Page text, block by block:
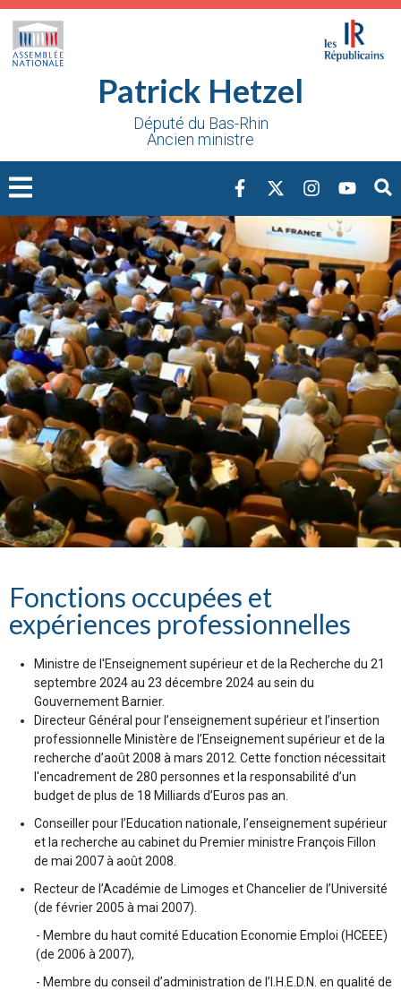
Patrick Hetzel
Député du Bas-Rhin
Ancien ministre
Fonctions occupées et
expériences professionnelles
Ministre de l'Enseignement supérieur et de la Recherche du 21
septembre 2024 au 23 décembre 2024 au sein du
Gouvernement Barnier.
Directeur Général pour l’enseignement supérieur et l’insertion
professionnelle Ministère de l’Enseignement supérieur et de la
recherche d’août 2008 à mars 2012. Cette fonction nécessitait
l'encadrement de 280 personnes et la responsabilité d’un
budget de plus de 18 Milliards d’Euros pas an.
Conseiller pour l’Education nationale, l’enseignement supérieur
et la recherche au cabinet du Premier ministre François Fillon
de mai 2007 à août 2008.
Recteur de l’Académie de Limoges et Chancelier de l’Université
(de février 2005 à mai 2007).
- Membre du haut comité Education Economie Emploi (HCEEE)
(de 2006 à 2007),
- Membre du conseil d’administration de l’I.H.E.D.N. en qualité de
Cookies management panel